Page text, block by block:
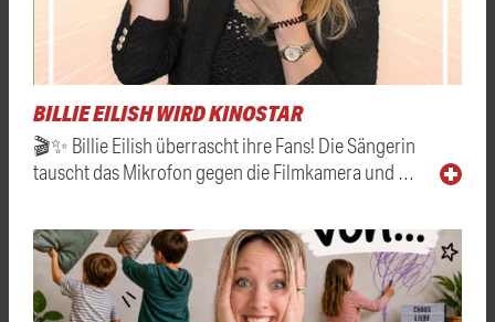
BILLIE EILISH WIRD KINOSTAR
🎬✨ Billie Eilish überrascht ihre Fans! Die Sängerin
tauscht das Mikrofon gegen die Filmkamera und …